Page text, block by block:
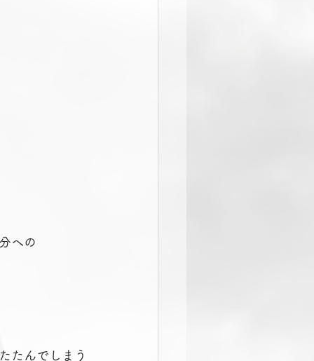
への
たんでしまう